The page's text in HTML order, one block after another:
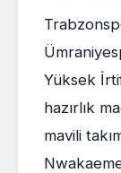
Yüksek
hazırlık
mavili